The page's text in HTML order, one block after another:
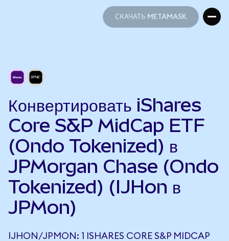
СКАЧАТЬ METAMASK
Конвертировать iShares
Core S&P MidCap ETF
(Ondo Tokenized) в
JPMorgan Chase (Ondo
Tokenized) (IJHon в
JPMon)
IJHON/JPMON: 1 ISHARES CORE S&P MIDCAP